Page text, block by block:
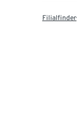
Filialfinder